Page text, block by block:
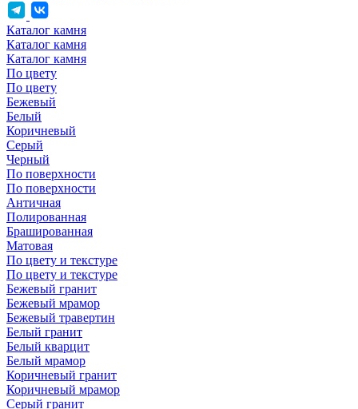
Каталог камня
Каталог камня
Каталог камня
По цвету
По цвету
Бежевый
Белый
Коричневый
Серый
Черный
По поверхности
По поверхности
Античная
Полированная
Брашированная
Матовая
По цвету и текстуре
По цвету и текстуре
Бежевый гранит
Бежевый мрамор
Бежевый травертин
Белый гранит
Белый кварцит
Белый мрамор
Коричневый гранит
Коричневый мрамор
Серый гранит